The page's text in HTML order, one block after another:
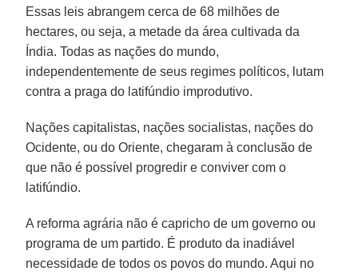
Essas leis abrangem cerca de 68 milhões de
hectares, ou seja, a metade da área cultivada da
Índia. Todas as nações do mundo,
independentemente de seus regimes políticos, lutam
contra a praga do latifúndio improdutivo.
Nações capitalistas, nações socialistas, nações do
Ocidente, ou do Oriente, chegaram à conclusão de
que não é possível progredir e conviver com o
latifúndio.
A reforma agrária não é capricho de um governo ou
programa de um partido. É produto da inadiável
necessidade de todos os povos do mundo. Aqui no